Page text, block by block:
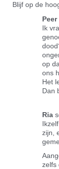
Blijf op de
Ik
op
ons
Het
Dan
Ria
zijn,
zelfs